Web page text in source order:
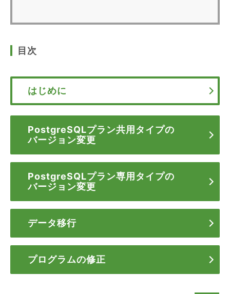
目次
はじめに
PostgreSQLプラン共用タイプの
バージョン変更
PostgreSQLプラン専用タイプの
バージョン変更
データ移行
プログラムの修正